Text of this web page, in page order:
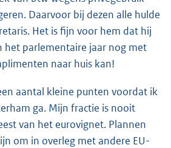
Daarvoor bij dezen alle hulde
Het is fijn voor hem dat hij
het parlementaire jaar nog met
naar huis kan!
aantal kleine punten voordat ik
ga. Mijn fractie is nooit
van het eurovignet. Plannen
om in overleg met andere EU-